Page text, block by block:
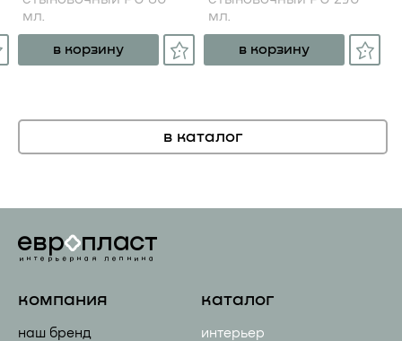
мл.
в корзину
мл.
в корзину
в каталог
компания
наш бренд
каталог
интерьер